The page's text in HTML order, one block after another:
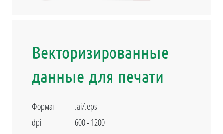
Векторизированные
данные для печати
Формат
dpi
.ai/.eps
600 - 1200